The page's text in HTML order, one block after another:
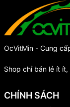
OcVitMin - Cung
Shop chỉ bán lẻ ít
CHÍNH SÁCH